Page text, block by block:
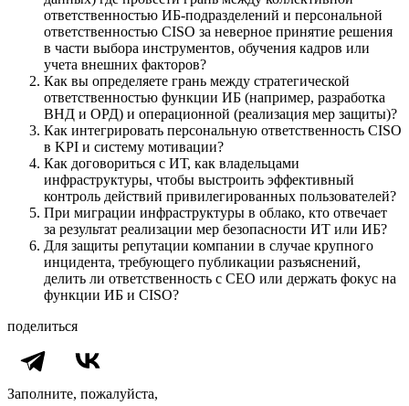
ответственностью ИБ-подразделений и персональной
ответственностью CISO за неверное принятие решения
в части выбора инструментов, обучения кадров или
учета внешних факторов?
Как вы определяете грань между стратегической
ответственностью функции ИБ (например, разработка
ВНД и ОРД) и операционной (реализация мер защиты)?
Как интегрировать персональную ответственность CISO
в KPI и систему мотивации?
Как договориться с ИТ, как владельцами
инфраструктуры, чтобы выстроить эффективный
контроль действий привилегированных пользователей?
При миграции инфраструктуры в облако, кто отвечает
за результат реализации мер безопасности ИТ или ИБ?
Для защиты репутации компании в случае крупного
инцидента, требующего публикации разъяснений,
делить ли ответственность с CEO или держать фокус на
функции ИБ и CISO?
поделиться
Заполните, пожалуйста,